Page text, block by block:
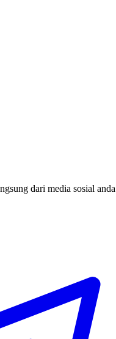
dari media sosial anda